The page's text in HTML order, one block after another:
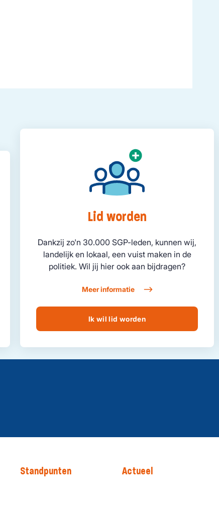
Lid worden
Dankzij zo'n 30.000 SGP-leden, kunnen wij,
landelijk en lokaal, een vuist maken in de
politiek. Wil jij hier ook aan bijdragen?
Meer informatie
Ik wil lid worden
Standpunten Actueel